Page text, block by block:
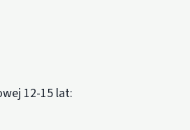
12-15 lat: